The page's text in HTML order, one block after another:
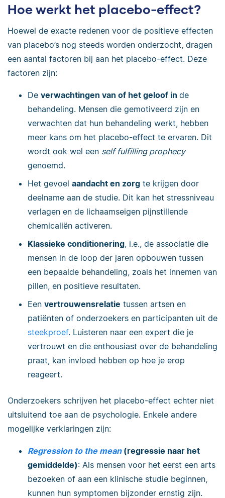
Hoe werkt het placebo-effect?
Hoewel de exacte redenen voor de positieve effecten
van placebo’s nog steeds worden onderzocht, dragen
een aantal factoren bij aan het placebo-effect. Deze
factoren zijn:
De verwachtingen van of het geloof in de
behandeling. Mensen die gemotiveerd zijn en
verwachten dat hun behandeling werkt, hebben
meer kans om het placebo-effect te ervaren. Dit
wordt ook wel een self fulfilling prophecy
genoemd.
Het gevoel aandacht en zorg te krijgen door
deelname aan de studie. Dit kan het stressniveau
verlagen en de lichaamseigen pijnstillende
chemicaliën activeren.
Klassieke conditionering , i.e., de associatie die
mensen in de loop der jaren opbouwen tussen
een bepaalde behandeling, zoals het innemen van
pillen, en positieve resultaten.
Een vertrouwensrelatie tussen artsen en
patiënten of onderzoekers en participanten uit de
steekproef. Luisteren naar een expert die je
vertrouwt en die enthousiast over de behandeling
praat, kan invloed hebben op hoe je erop
reageert.
Onderzoekers schrijven het placebo-effect echter niet
uitsluitend toe aan de psychologie. Enkele andere
mogelijke verklaringen zijn:
Regression to the mean(regressie naar het
gemiddelde): Als mensen voor het eerst een arts
bezoeken of aan een klinische studie beginnen,
kunnen hun symptomen bijzonder ernstig zijn.